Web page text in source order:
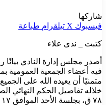
شاركها
فيسبوك ‫X تيلقرام طباعة
كتبت _ ندى علاء
أصدر مجلس إدارة النادي بيانًا
فيه أعضاء الجمعية العمومية
متمنيًا أن يعيده الله على
٧٨ ق، بجلسة الأحد الموافق ١٧ مايو ٢٠٢٦.